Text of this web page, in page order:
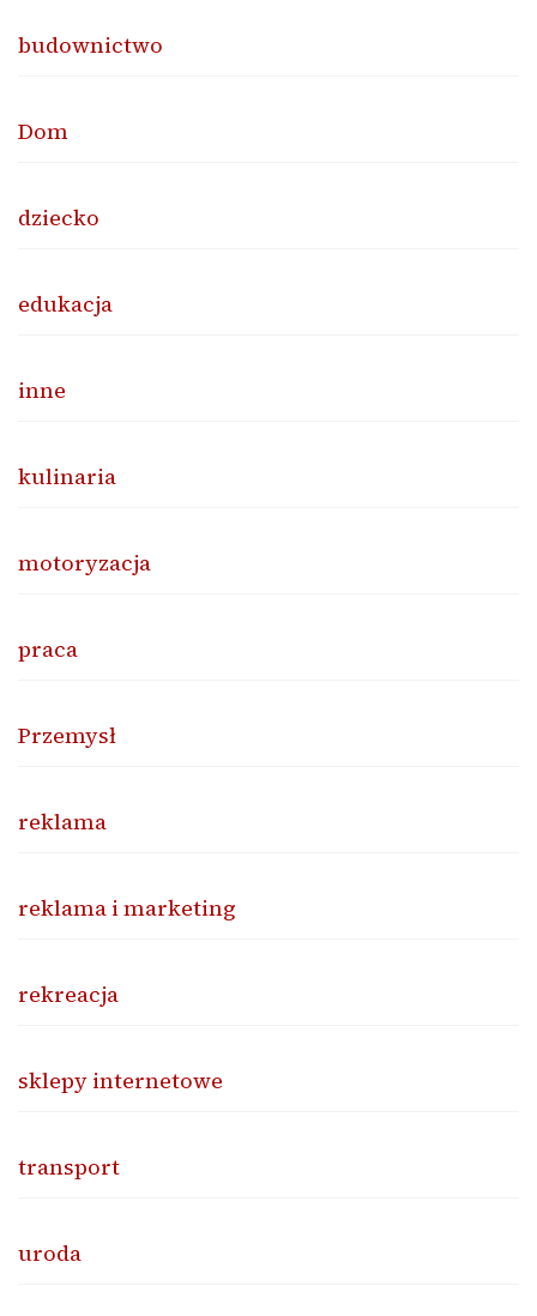
budownictwo
Dom
dziecko
edukacja
inne
kulinaria
motoryzacja
praca
Przemysł
reklama
reklama i marketing
rekreacja
sklepy internetowe
transport
uroda